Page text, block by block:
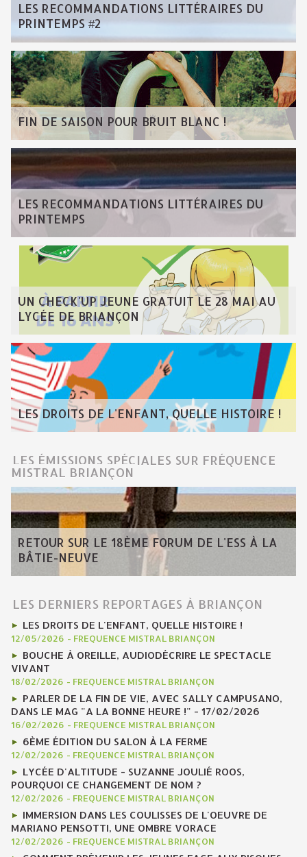
LES RECOMMANDATIONS LITTÉRAIRES DU
PRINTEMPS #2
FIN DE SAISON POUR BRUIT BLANC !
LES RECOMMANDATIONS LITTÉRAIRES DU
PRINTEMPS
UN CHECK'UP JEUNE GRATUIT LE 28 MAI AU
LYCÉE DE BRIANÇON
LES DROITS DE L'ENFANT, QUELLE HISTOIRE !
LES ÉMISSIONS SPÉCIALES SUR FRÉQUENCE
MISTRAL BRIANÇON
RETOUR SUR LE 18ÈME FORUM DE L'ESS À LA
BÂTIE-NEUVE
LES DERNIERS REPORTAGES À BRIANÇON
LES DROITS DE L'ENFANT, QUELLE HISTOIRE !
12/05/2026 - FREQUENCE MISTRAL BRIANÇON
BOUCHE À OREILLE, AUDIODÉCRIRE LE SPECTACLE
VIVANT
18/02/2026 - FREQUENCE MISTRAL BRIANÇON
PARLER DE LA FIN DE VIE, AVEC SALLY CAMPUSANO,
DANS LE MAG "A LA BONNE HEURE !" - 17/02/2026
16/02/2026 - FREQUENCE MISTRAL BRIANÇON
6ÈME ÉDITION DU SALON À LA FERME
12/02/2026 - FREQUENCE MISTRAL BRIANÇON
LYCÉE D'ALTITUDE - SUZANNE JOULIÉ ROOS,
POURQUOI CE CHANGEMENT DE NOM ?
12/02/2026 - FREQUENCE MISTRAL BRIANÇON
IMMERSION DANS LES COULISSES DE L'OEUVRE DE
MARIANO PENSOTTI, UNE OMBRE VORACE
12/02/2026 - FREQUENCE MISTRAL BRIANÇON